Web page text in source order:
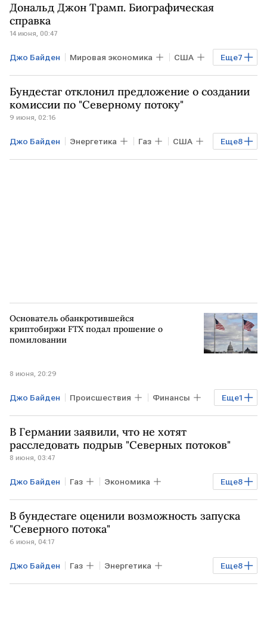
AmCham Ведомости
Дональд Джон Трамп. Биографическая
справка
14 июня, 00:47
Еще7
Джо Байден Мировая экономика США
ИРАН Нью-Йорк Дональд Трамп
Мадуро Конгресс США
Верховный суд
Бундестаг отклонил предложение о создании
комиссии по "Северному потоку"
9 июня, 02:16
Еще8
Джо Байден Энергетика Газ США
ГЕРМАНИЯ КИТАЙ Сеймур Херш
Основатель обанкротившейся
криптобиржи FTX подал прошение о
помиловании
8 июня, 20:29
Еще1
Джо Байден Происшествия Финансы
США
В Германии заявили, что не хотят
расследовать подрыв "Северных потоков"
8 июня, 03:47
Еще8
Джо Байден Газ Экономика
Мировая экономика США
ГЕРМАНИЯ УКРАИНА
Дмитрий Песков
Северный поток - 2
В бундестаге оценили возможность запуска
"Северного потока"
6 июня, 04:17
Еще8
Джо Байден Газ Энергетика
Мировая экономика ГЕРМАНИЯ